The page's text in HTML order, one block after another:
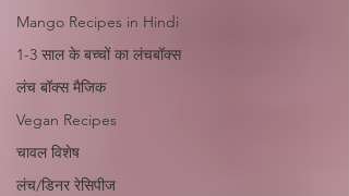
Mango Recipes in Hindi
1-3 साल के बच्चों का लंचबॉक्स
लंच बॉक्स मैजिक
Vegan Recipes
चावल विशेष
लंच/डिनर रेसिपीज